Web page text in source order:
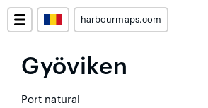
harbourmaps.com
Gyöviken
Port natural